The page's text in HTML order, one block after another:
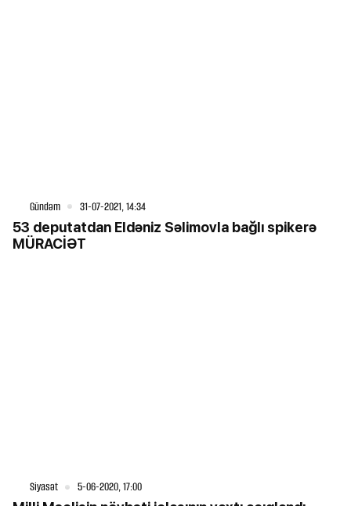
Gündəm 31-07-2021, 14:34
53 deputatdan Eldəniz Səlimovla bağlı spikerə
MÜRACİƏT
Siyasət 5-06-2020, 17:00